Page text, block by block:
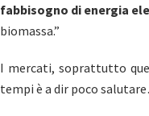
fabbisogno di energia
biomassa.”
I mercati, soprattutto
tempi è a dir poco